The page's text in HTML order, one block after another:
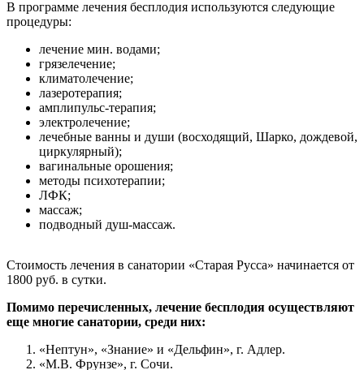
Стоимость лечения в санатории «Старая Русса» начинается от
1800 руб. в сутки.
Помимо перечисленных, лечение бесплодия осуществляют
еще многие санатории, среди них:
«Нептун», «Знание» и «Дельфин», г. Адлер.
«М.В. Фрунзе», г. Сочи.
«Кристалл», г. Хоста.
«Пятигорский нарзан», г. Пятигорск.
«Родник», «Вилла Арнест» г. Кисловодск.
«Зеленоградск», г. Калининград.
«Ассы» на Урале.
«Дубрава» и «Эльбрус», г. Железноводск.
«Вятичи» в Подмосковье.
«Красная Галка», г. Геленджик.
Любое нарушение функций половой системы приводит к
К счастью, в настоящее время диагностика и лечение
продвинулись далеко вперед. Лечение можно сочетать с
вместе и тогда, возможно, возвращение домой будет уже